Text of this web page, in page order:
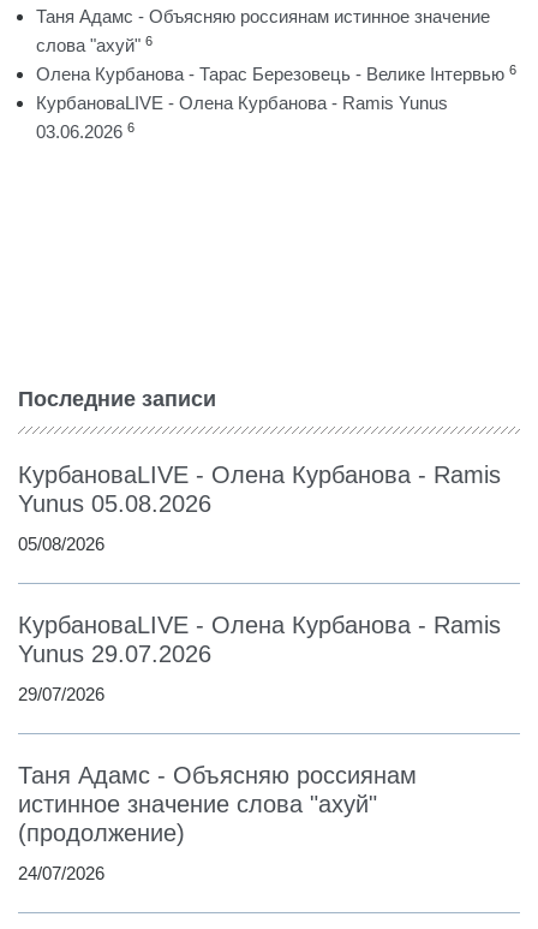
Таня Адамс - Объясняю россиянам истинное значение
слова "ахуй" 6
Олена Курбанова - Тарас Березовець - Велике Інтервью 6
КурбановаLIVE - Олена Курбанова - Ramis Yunus
03.06.2026 6
Последние записи
КурбановаLIVE - Олена Курбанова - Ramis
Yunus 05.08.2026
05/08/2026
КурбановаLIVE - Олена Курбанова - Ramis
Yunus 29.07.2026
29/07/2026
Таня Адамс - Объясняю россиянам
истинное значение слова "ахуй"
(продолжение)
24/07/2026